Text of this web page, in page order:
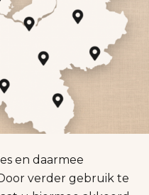
en daarmee
verder gebruik te